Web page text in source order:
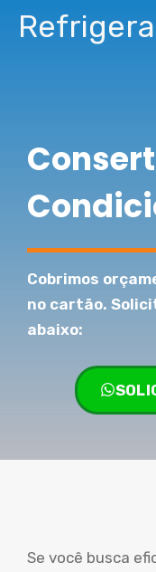
Pular
para
Cobrimos
no cartão.
abaixo:
Se você busca